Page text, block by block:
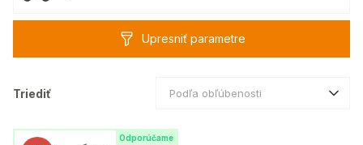
Upresniť parametre
Triediť Podľa obľúbenosti
Odporúčame